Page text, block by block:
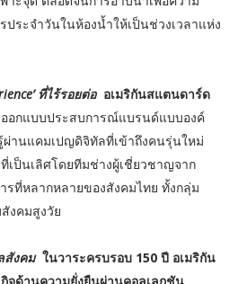
ระจำวันในห้องน้ำให้เป็นช่วงเวลาแห่ง
ที่ไร้รอยต่อ อเมริกันสแตนดาร์ด
อกแบบประสบการณ์แบรนด์แบบองค์
ผ่านแคมเปญดิจิทัลที่เข้าถึงคนรุ่นใหม่
เป็นเลิศโดยทีมช่างผู้เชี่ยวชาญจาก
รที่หลากหลายของสังคมไทย ทั้งกลุ่ม
งคมสูงวัย
สังคม ในวาระครบรอบ 150 ปี อเมริกัน